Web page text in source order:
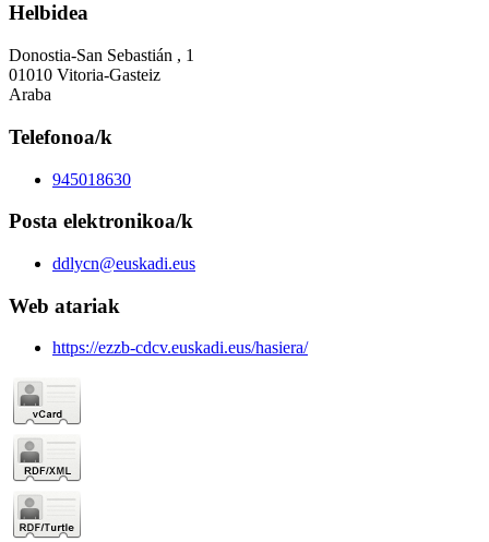
Helbidea
Donostia-San Sebastián , 1
01010 Vitoria-Gasteiz
Araba
Telefonoa/k
945018630
Posta elektronikoa/k
ddlycn@euskadi.eus
Web atariak
https://ezzb-cdcv.euskadi.eus/hasiera/